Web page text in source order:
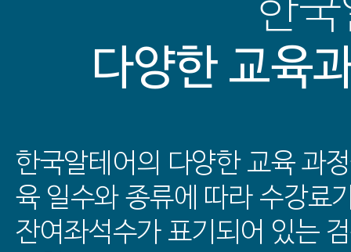
한
다양한 교육
한국알테어의 다양한 교육 과
육 일수와 종류에 따라 수강료
잔여좌석수가 표기되어 있는